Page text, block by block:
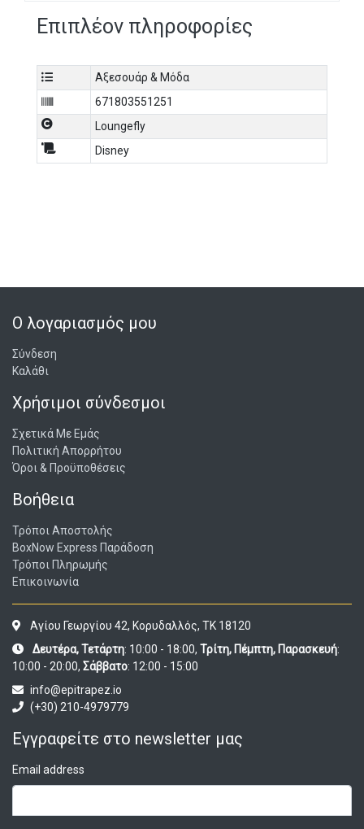
Επιπλέον πληροφορίες
Αξεσουάρ & Μόδα
671803551251
Loungefly
Disney
Ο λογαριασμός μου
Σύνδεση
Καλάθι
Χρήσιμοι σύνδεσμοι
Σχετικά Με Εμάς
Πολιτική Απορρήτου
Όροι & Προϋποθέσεις
Βοήθεια
Τρόποι Αποστολής
BoxNow Express Παράδοση
Τρόποι Πληρωμής
Επικοινωνία
Αγίου Γεωργίου 42, Κορυδαλλός, ΤΚ 18120
Δευτέρα, Τετάρτη: 10:00 - 18:00, Τρίτη, Πέμπτη, Παρασκευή:
10:00 - 20:00, Σάββατο: 12:00 - 15:00
info@epitrapez.io
(+30) 210-4979779
Εγγραφείτε στο newsletter μας
Email address